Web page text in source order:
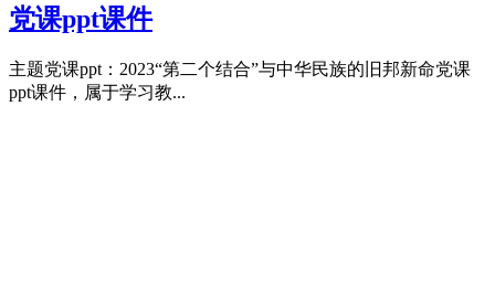
党课ppt课件
主题党课ppt：2023“第二个结合”与中华民族的旧邦新命党课
ppt课件，属于学习教...